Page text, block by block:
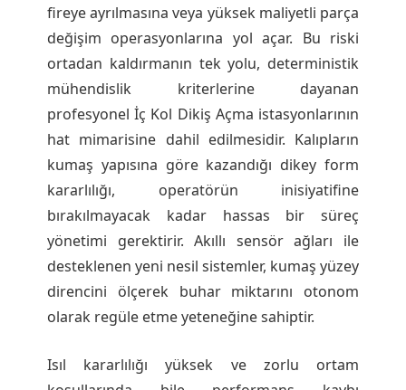
fireye ayrılmasına veya yüksek maliyetli parça
değişim operasyonlarına yol açar. Bu riski
ortadan kaldırmanın tek yolu, deterministik
mühendislik kriterlerine dayanan
profesyonel İç Kol Dikiş Açma istasyonlarının
hat mimarisine dahil edilmesidir. Kalıpların
kumaş yapısına göre kazandığı dikey form
kararlılığı, operatörün inisiyatifine
bırakılmayacak kadar hassas bir süreç
yönetimi gerektirir. Akıllı sensör ağları ile
desteklenen yeni nesil sistemler, kumaş yüzey
direncini ölçerek buhar miktarını otonom
olarak regüle etme yeteneğine sahiptir.
Isıl kararlılığı yüksek ve zorlu ortam